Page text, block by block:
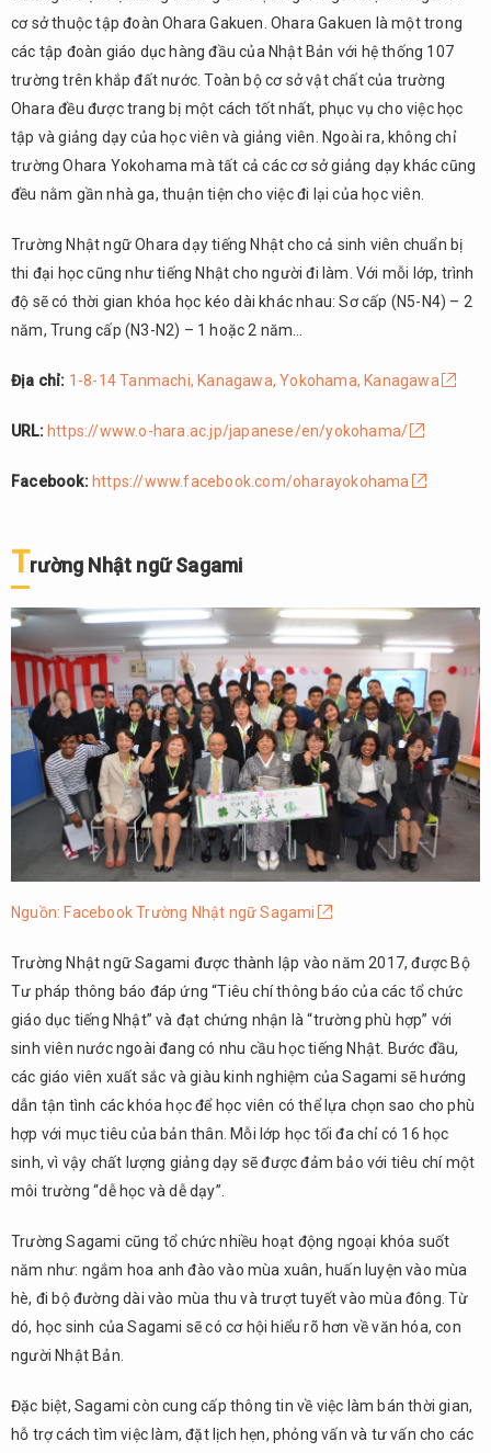
cơ sở thuộc tập đoàn Ohara Gakuen. Ohara Gakuen là một trong
các tập đoàn giáo dục hàng đầu của Nhật Bản với hệ thống 107
trường trên khắp đất nước. Toàn bộ cơ sở vật chất của trường
Ohara đều được trang bị một cách tốt nhất, phục vụ cho việc học
tập và giảng dạy của học viên và giảng viên. Ngoài ra, không chỉ
trường Ohara Yokohama mà tất cả các cơ sở giảng dạy khác cũng
đều nằm gần nhà ga, thuận tiện cho việc đi lại của học viên.
Trường Nhật ngữ Ohara dạy tiếng Nhật cho cả sinh viên chuẩn bị
thi đại học cũng như tiếng Nhật cho người đi làm. Với mỗi lớp, trình
độ sẽ có thời gian khóa học kéo dài khác nhau: Sơ cấp (N5-N4) – 2
năm, Trung cấp (N3-N2) – 1 hoặc 2 năm…
Địa chỉ: 1-8-14 Tanmachi, Kanagawa, Yokohama, Kanagawa
URL: https://www.o-hara.ac.jp/japanese/en/yokohama/
Facebook: https://www.facebook.com/oharayokohama
Trường Nhật ngữ Sagami
Nguồn: Facebook Trường Nhật ngữ Sagami
Trường Nhật ngữ Sagami được thành lập vào năm 2017, được Bộ
Tư pháp thông báo đáp ứng “Tiêu chí thông báo của các tổ chức
giáo dục tiếng Nhật” và đạt chứng nhận là “trường phù hợp” với
sinh viên nước ngoài đang có nhu cầu học tiếng Nhật. Bước đầu,
các giáo viên xuất sắc và giàu kinh nghiệm của Sagami sẽ hướng
dẫn tận tình các khóa học để học viên có thể lựa chọn sao cho phù
hợp với mục tiêu của bản thân. Mỗi lớp học tối đa chỉ có 16 học
sinh, vì vậy chất lượng giảng dạy sẽ được đảm bảo với tiêu chí một
môi trường “dễ học và dễ dạy”.
Trường Sagami cũng tổ chức nhiều hoạt động ngoại khóa suốt
năm như: ngắm hoa anh đào vào mùa xuân, huấn luyện vào mùa
hè, đi bộ đường dài vào mùa thu và trượt tuyết vào mùa đông. Từ
dó, học sinh của Sagami sẽ có cơ hội hiểu rõ hơn về văn hóa, con
người Nhật Bản.
Đặc biệt, Sagami còn cung cấp thông tin về việc làm bán thời gian,
hỗ trợ cách tìm việc làm, đặt lịch hẹn, phỏng vấn và tư vấn cho các